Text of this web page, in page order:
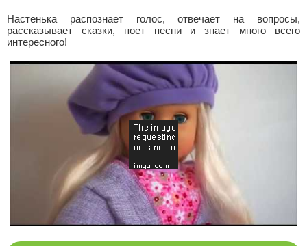
Настенька распознает голос, отвечает на вопросы,
рассказывает сказки, поет песни и знает много всего
интересного!